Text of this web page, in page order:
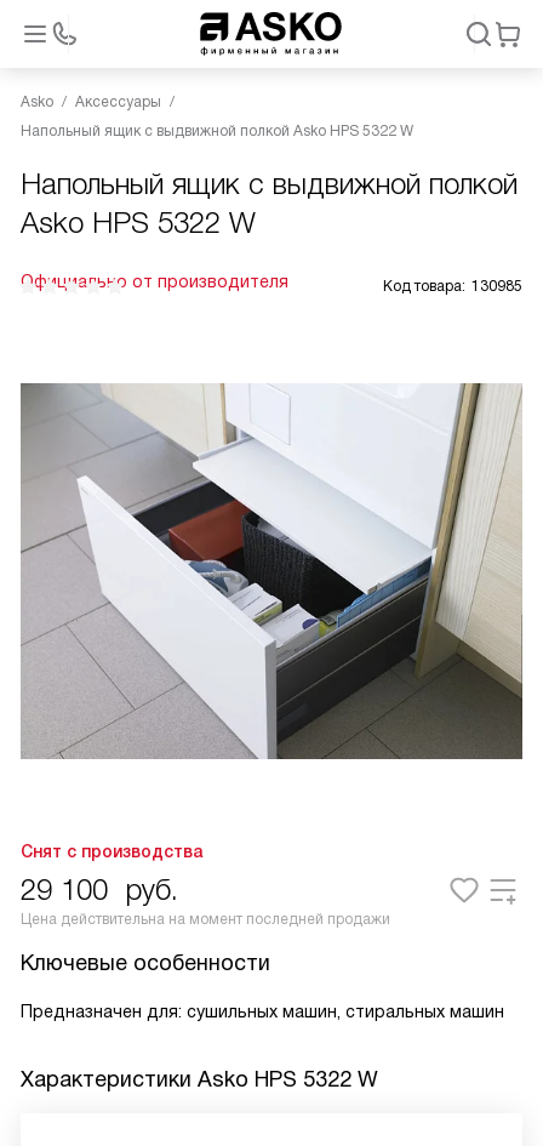
Asko
Аксессуары
Напольный ящик с выдвижной полкой Asko HPS 5322 W
Напольный ящик с выдвижной полкой
Asko HPS 5322 W
Официально от производителя Код товара: 130985
Снят с производства
29 100 руб.
Цена действительна на момент последней продажи
Ключевые особенности
Предназначен для: сушильных машин, стиральных машин
Характеристики Asko HPS 5322 W